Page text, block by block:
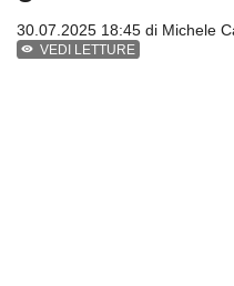
30.07.2025 18:45 di Michele
VEDI LETTURE